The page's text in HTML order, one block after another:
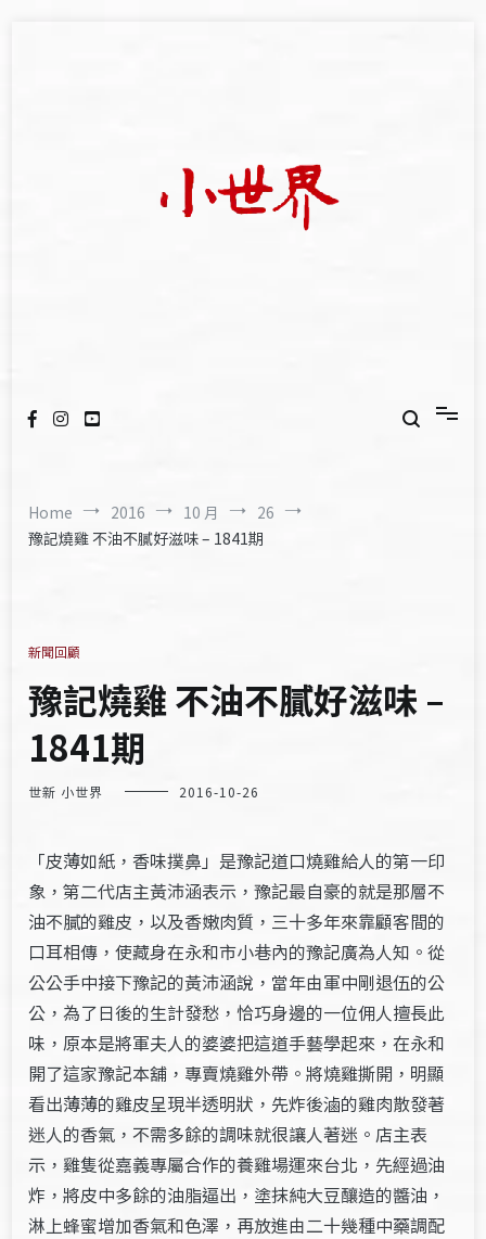
Home 2016 10 月
26
豫記燒雞 不油不膩好滋味 – 1841期
新聞回顧
豫記燒雞 不油不膩好滋味 –
1841期
世新 小世界 2016-10-26
「皮薄如紙，香味撲鼻」是豫記道口燒雞給人的第一印
象，第二代店主黃沛涵表示，豫記最自豪的就是那層不
油不膩的雞皮，以及香嫩肉質，三十多年來靠顧客間的
口耳相傳，使藏身在永和市小巷內的豫記廣為人知。從
公公手中接下豫記的黃沛涵說，當年由軍中剛退伍的公
公，為了日後的生計發愁，恰巧身邊的一位佣人擅長此
味，原本是將軍夫人的婆婆把這道手藝學起來，在永和
開了這家豫記本舖，專賣燒雞外帶。將燒雞撕開，明顯
看出薄薄的雞皮呈現半透明狀，先炸後滷的雞肉散發著
迷人的香氣，不需多餘的調味就很讓人著迷。店主表
示，雞隻從嘉義專屬合作的養雞場運來台北，先經過油
炸，將皮中多餘的油脂逼出，塗抹純大豆釀造的醬油，
淋上蜂蜜增加香氣和色澤，再放進由二十幾種中藥調配